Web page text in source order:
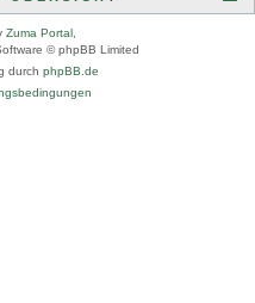
Zuma Portal
© phpBB Limited
durch phpBB.de